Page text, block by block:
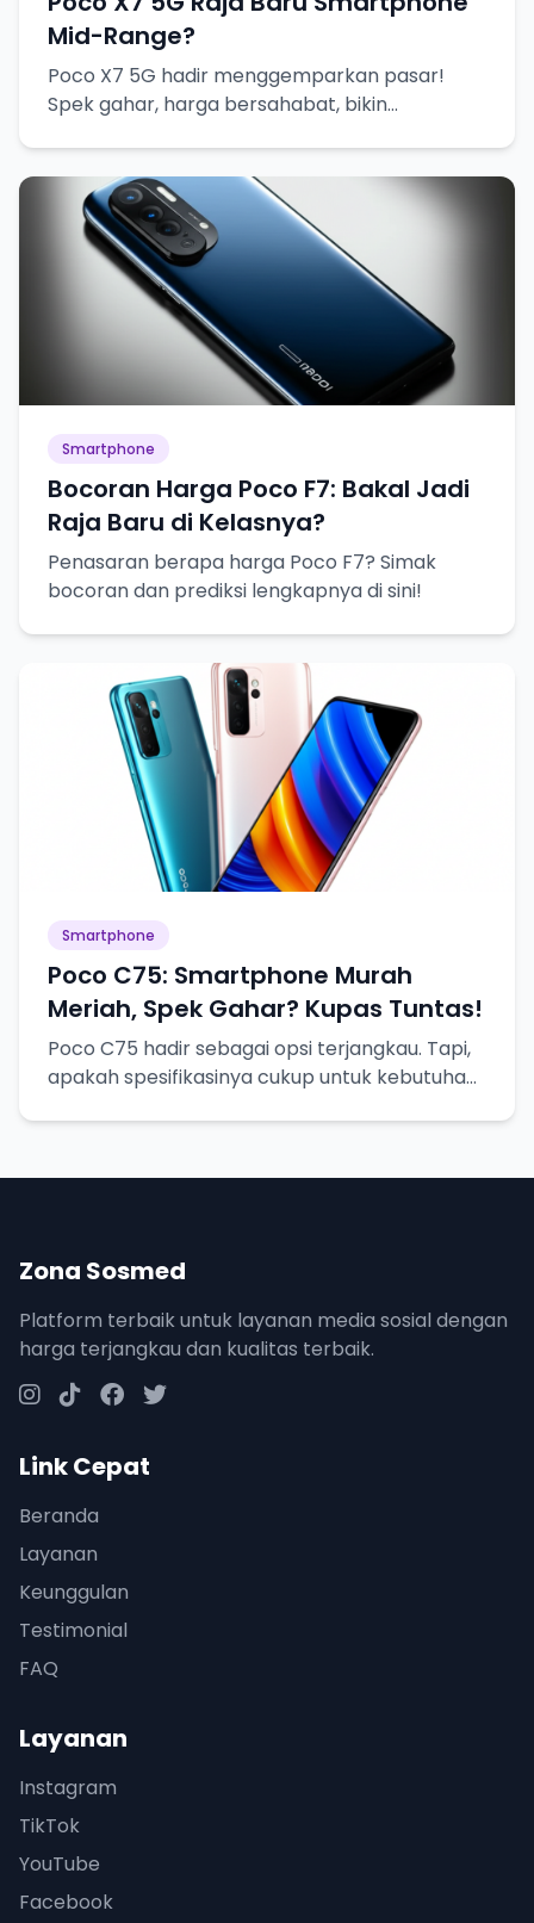
Mid-Range?
Poco X7 5G hadir menggemparkan pasar!
Spek gahar, harga bersahabat, bikin
Smartphone
Bocoran Harga Poco F7: Bakal Jadi
Raja Baru di Kelasnya?
Penasaran berapa harga Poco F7? Simak
bocoran dan prediksi lengkapnya di sini!
Smartphone
Poco C75: Smartphone Murah
Meriah, Spek Gahar? Kupas Tuntas!
Poco C75 hadir sebagai opsi terjangkau. Tapi,
apakah spesifikasinya cukup untuk kebutuhan
Zona Sosmed
Platform terbaik untuk layanan media sosial dengan
harga terjangkau dan kualitas terbaik.
Link Cepat
Beranda
Layanan
Keunggulan
Testimonial
FAQ
Layanan
Instagram
TikTok
YouTube
Facebook